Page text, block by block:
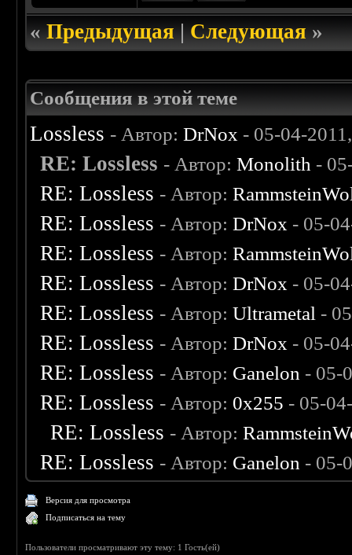
«Предыдущая|Следующая»
Сообщения в этой теме
Lossless - Автор:DrNox - 05-04-
RE: Lossless - Автор:Monolith -
RE: Lossless - Автор:
RE: Lossless - Автор:DrNox - 05-
RE: Lossless - Автор:
RE: Lossless - Автор:DrNox - 05-
RE: Lossless - Автор:Ultrametal -
RE: Lossless - Автор:DrNox - 05-
RE: Lossless - Автор: Ganelon - 05-
RE: Lossless - Автор: 0х255 - 05-
RE: Lossless - Автор:
RE: Lossless - Автор: Ganelon - 05-
Версия для просмотра
Подписаться на тему
Пользователи просматривают эту тему: 1 Гость(ей)